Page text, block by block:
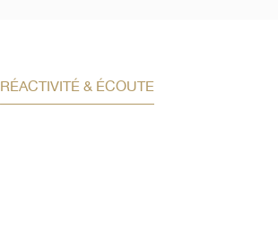
RÉACTIVITÉ & ÉCOUTE